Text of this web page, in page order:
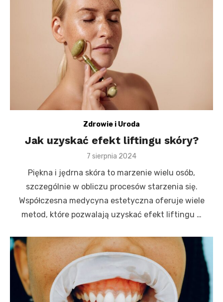
Zdrowie i Uroda
Jak uzyskać efekt liftingu skóry?
Posted
7 sierpnia 2024
Piękna i jędrna skóra to marzenie wielu osób,
szczególnie w obliczu procesów starzenia się.
Współczesna medycyna estetyczna oferuje wiele
metod, które pozwalają uzyskać efekt liftingu …